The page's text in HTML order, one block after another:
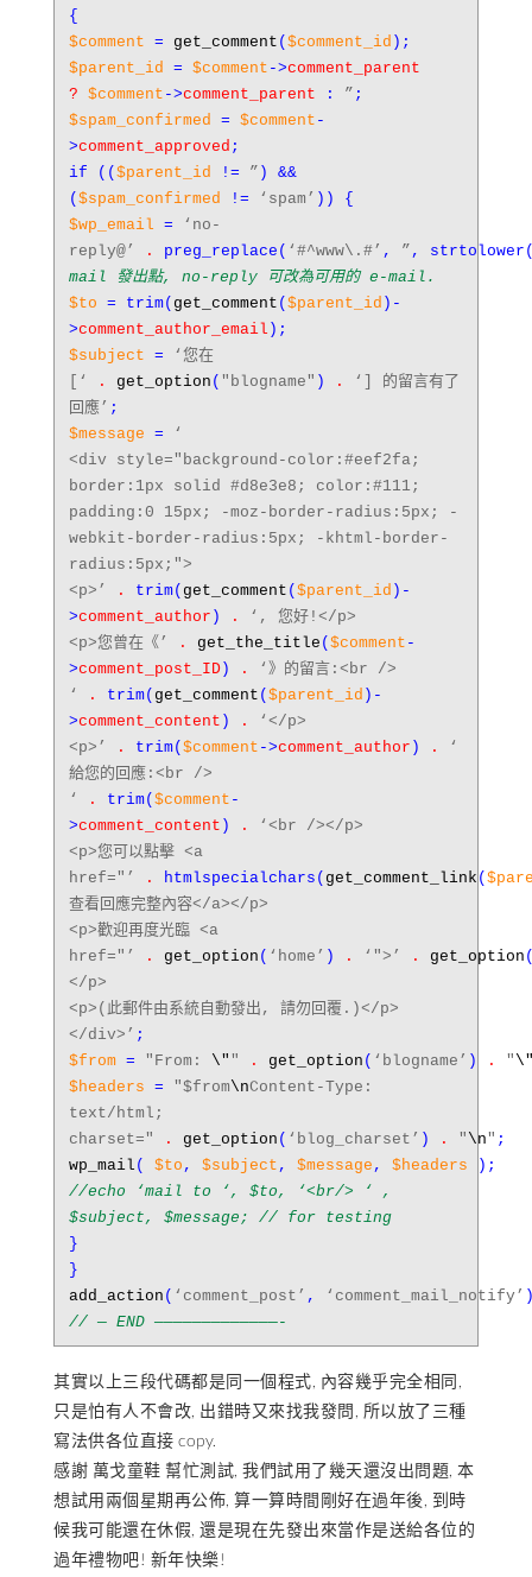
{
$comment = get_comment ( $comment_id );
$parent_id = $comment ->comment_parent
? $comment ->comment_parent : ” ;
$spam_confirmed = $comment -
>comment_approved ;
if
(( $parent_id != ” ) &&
( $spam_confirmed != ‘spam’ )) {
$wp_email =
‘no-
reply@’
. preg_replace ( ‘#^www\.#’ , ” , strtolower
mail 發出點, no-reply 可改為可用的 e-mail.
$to = trim( get_comment ( $parent_id )-
>comment_author_email );
$subject =
‘您在
[‘
. get_option ( "blogname" ) .
‘] 的留言有了
回應’ ;
$message =
‘
<div style="background-color:#eef2fa;
border:1px solid #d8e3e8; color:#111;
padding:0 15px; -moz-border-radius:5px; -
webkit-border-radius:5px; -khtml-border-
radius:5px;">
<p>’
. trim( get_comment ( $parent_id )-
>comment_author ) .
‘, 您好!</p>
<p>您曾在《’
. get_the_title ( $comment -
>comment_post_ID ) .
‘》的留言:<br />
‘
. trim( get_comment ( $parent_id )-
>comment_content ) .
‘</p>
<p>’
. trim( $comment ->comment_author ) .
‘
給您的回應:<br />
‘
. trim( $comment -
>comment_content ) .
‘<br /></p>
<p>您可以點擊 <a
href="’
. htmlspecialchars ( get_comment_link (
查看回應完整內容</a></p>
<p>歡迎再度光臨 <a
href="’
. get_option ( ‘home’ ) . ‘">’ . get_option
</p>
<p>(此郵件由系統自動發出, 請勿回覆.)</p>
</div>’ ;
$from = "From: \" " . get_option ( ‘blogname’ ) . "
$headers = "$from\nContent-Type:
text/html;
charset="
. get_option ( ‘blog_charset’ ) . " \n " ;
wp_mail ( $to , $subject , $message , $headers
);
//echo ‘mail to ‘, $to, ‘<br/> ‘ ,
$subject, $message; // for testing
}
}
add_action ( ‘comment_post’ , ‘comment_mail_notify’
// — END —————————————-
其實以上三段代碼都是同一個程式, 內容幾乎完全相同,
只是怕有人不會改, 出錯時又來找我發問, 所以放了三種
寫法供各位直接 copy.
感謝 萬戈童鞋 幫忙測試, 我們試用了幾天還沒出問題, 本
想試用兩個星期再公佈, 算一算時間剛好在過年後, 到時
候我可能還在休假, 還是現在先發出來當作是送給各位的
過年禮物吧! 新年快樂!